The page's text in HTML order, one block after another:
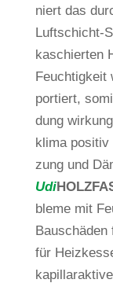
niert das
Luft­schicht-
ka­schierten
Feuch­tig­keit
por­tiert,
dung
klima
zung und
Udi
bleme mit
Bau­schäden
für